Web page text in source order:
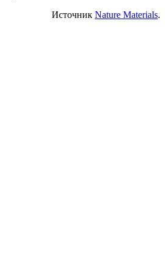
Источник Nature Materials.